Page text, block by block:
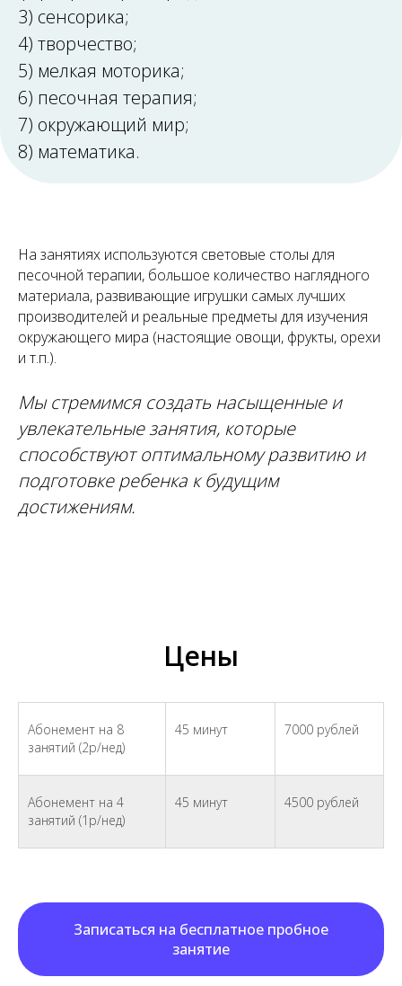
3) сенсорика;
4) творчество;
5) мелкая моторика;
6) песочная терапия;
7) окружающий мир;
8) математика.
На занятиях используются световые столы для
песочной терапии, большое количество наглядного
материала, развивающие игрушки самых лучших
производителей и реальные предметы для изучения
окружающего мира (настоящие овощи, фрукты, орехи
и т.п.).
Мы стремимся создать насыщенные и
увлекательные занятия, которые
способствуют оптимальному развитию и
подготовке ребенка к будущим
достижениям.
Цены
Абонемент на 8
занятий (2р/нед)
45 минут 7000 рублей
Абонемент на 4
занятий (1р/нед)
45 минут 4500 рублей
Записаться на бесплатное пробное
занятие